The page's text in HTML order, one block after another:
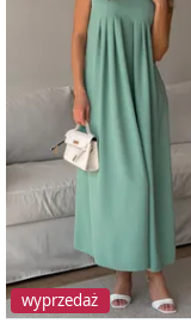
wyprzedaż